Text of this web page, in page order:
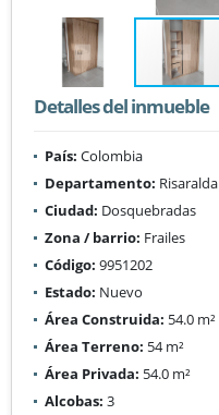
Detalles del inmueble
País: Colombia
Departamento: Risaralda
Ciudad: Dosquebradas
Zona / barrio: Frailes
Código: 9951202
Estado: Nuevo
Área Construida: 54.0 m²
Área Terreno: 54 m²
Área Privada: 54.0 m²
Alcobas: 3